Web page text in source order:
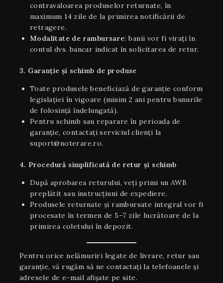
contravaloarea produselor returnate, în
maximum 14 zile de la primirea notificării de
retragere.
Modalitate de rambursare: banii vor fi virați în
contul dvs. bancar indicat în solicitarea de retur.
3. Garanție și schimb de produse
Toate produsele beneficiază de garanție conform
legislației în vigoare (minim 2 ani pentru bunurile
de folosință îndelungată).
Pentru schimb sau reparare în perioada de
garanție, contactați serviciul clienți la
suport@noterare.ro.
4. Procedură simplificată de retur și schimb
După aprobarea returului, veți primi un AWB
preplătit sau instrucțiuni de expediere.
Produsele returnate și rambursate integral vor fi
procesate în termen de 5–7 zile lucrătoare de la
primirea coletului în depozit.
Pentru orice nelămuriri legate de livrare, retur sau
garanţie, vă rugăm să ne contactați la telefoanele și
adresele de e-mail afișate pe site.